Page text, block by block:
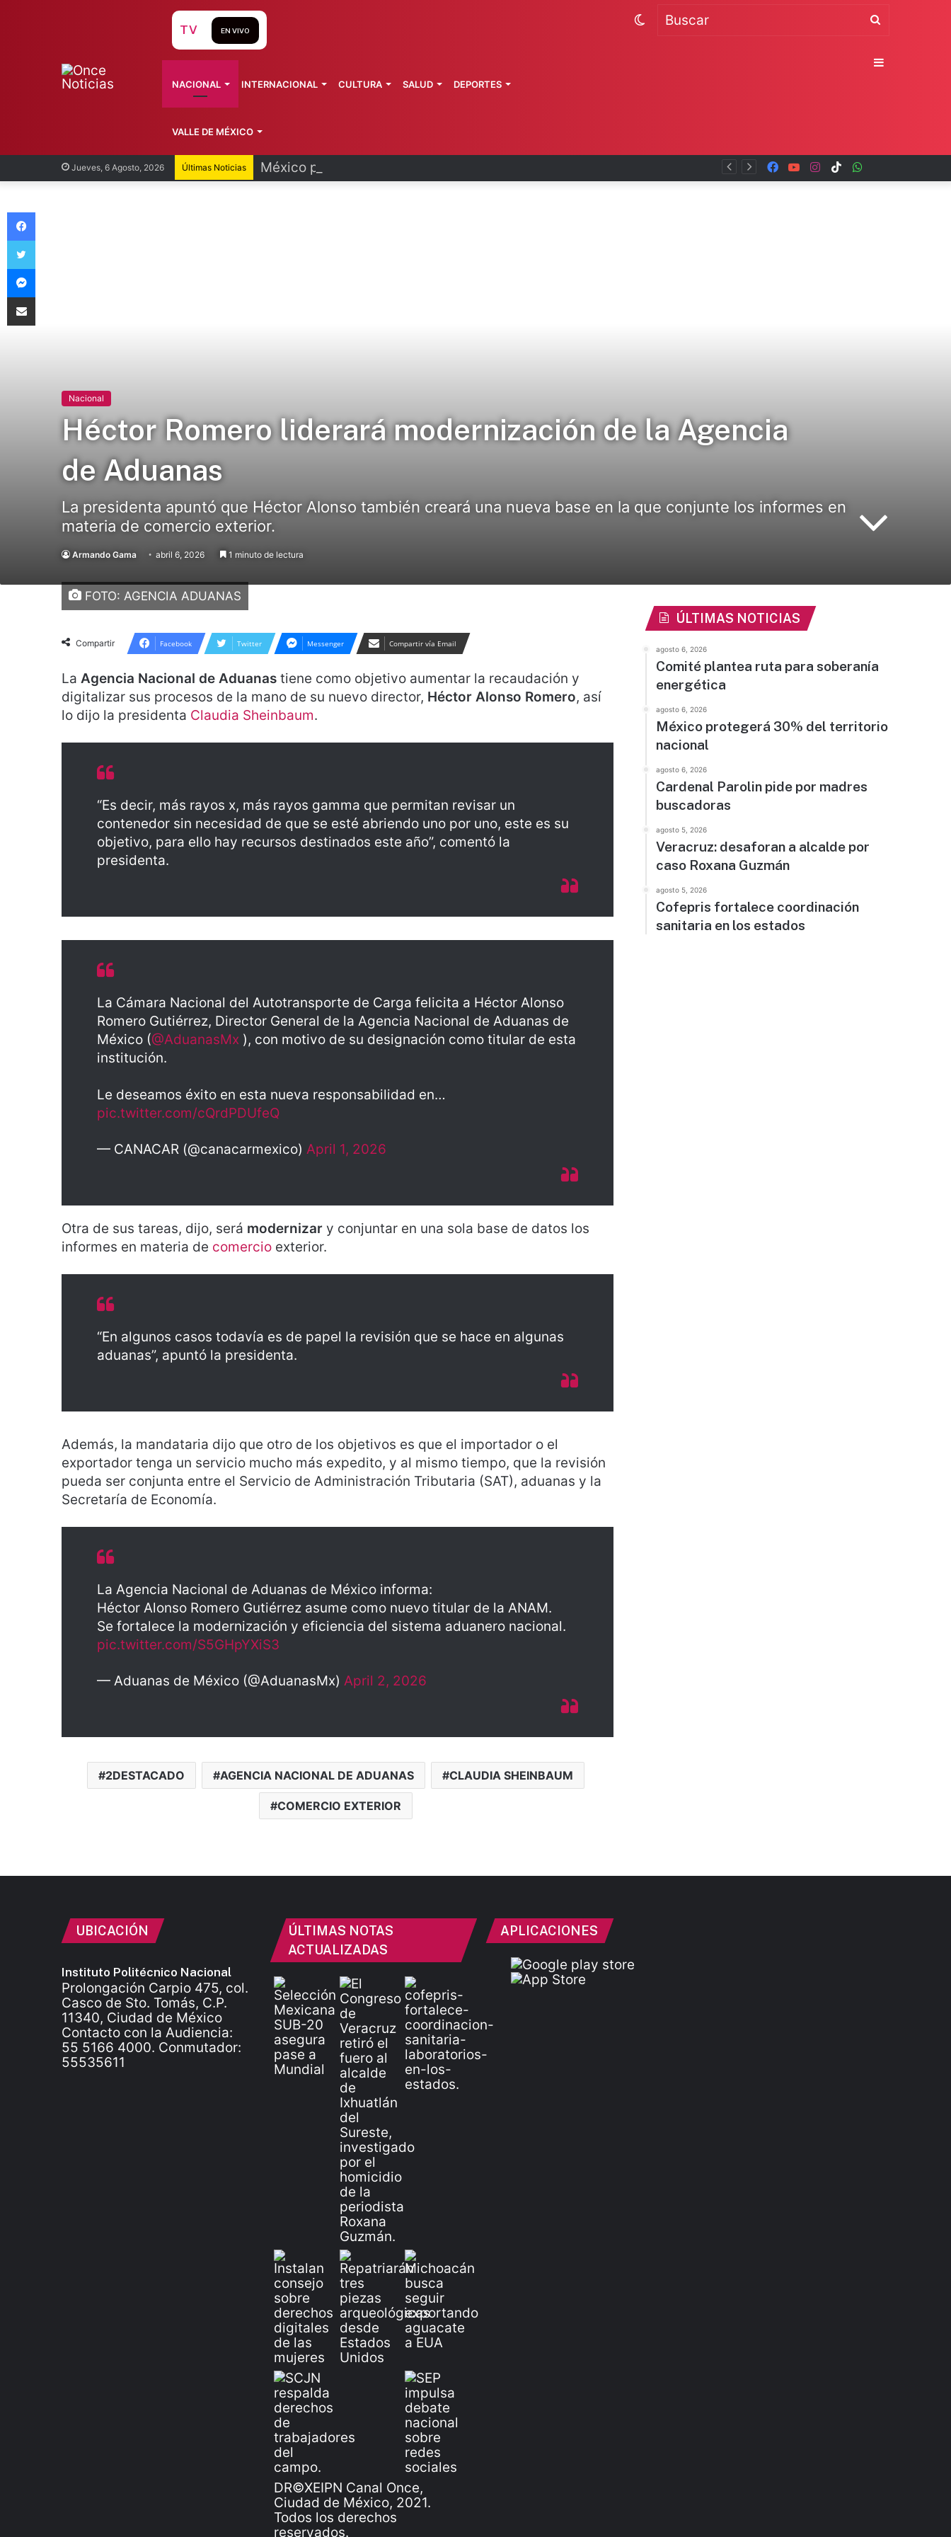
Jueves, 6 Agosto, 2026 Últimas Noticias México protegerá 30% del territorio nacional TikTok
Instagram
YouTube
Facebook
TV EN VIVO
NACIONAL INTERNACIONAL CULTURA SALUD DEPORTES
VALLE DE MÉXICO
Buscar
Switch
Sidebar
Nacional
Héctor Romero liderará modernización de la Agencia
de Aduanas
La presidenta apuntó que Héctor Alonso también creará una nueva base en la que conjunte los informes en
materia de comercio exterior.
Armando Gama abril 6, 2026 1 minuto de lectura
FOTO: AGENCIA ADUANAS
Compartir Facebook Twitter Messenger Compartir vía Email
La Agencia Nacional de Aduanas tiene como objetivo aumentar la recaudación y
digitalizar sus procesos de la mano de su nuevo director, Héctor Alonso Romero, así
lo dijo la presidenta Claudia Sheinbaum.
“Es decir, más rayos x, más rayos gamma que permitan revisar un
contenedor sin necesidad de que se esté abriendo uno por uno, este es su
objetivo, para ello hay recursos destinados este año”, comentó la
presidenta.
La Cámara Nacional del Autotransporte de Carga felicita a Héctor Alonso
Romero Gutiérrez, Director General de la Agencia Nacional de Aduanas de
México (@AduanasMx ), con motivo de su designación como titular de esta
institución.
Le deseamos éxito en esta nueva responsabilidad en…
pic.twitter.com/cQrdPDUfeQ
— CANACAR (@canacarmexico) April 1, 2026
Otra de sus tareas, dijo, será modernizar y conjuntar en una sola base de datos los
informes en materia de comercio exterior.
“En algunos casos todavía es de papel la revisión que se hace en algunas
aduanas”, apuntó la presidenta.
Además, la mandataria dijo que otro de los objetivos es que el importador o el
exportador tenga un servicio mucho más expedito, y al mismo tiempo, que la revisión
pueda ser conjunta entre el Servicio de Administración Tributaria (SAT), aduanas y la
Secretaría de Economía.
La Agencia Nacional de Aduanas de México informa:
Héctor Alonso Romero Gutiérrez asume como nuevo titular de la ANAM.
Se fortalece la modernización y eficiencia del sistema aduanero nacional.
pic.twitter.com/S5GHpYXiS3
— Aduanas de México (@AduanasMx) April 2, 2026
2DESTACADO AGENCIA NACIONAL DE ADUANAS CLAUDIA SHEINBAUM
COMERCIO EXTERIOR
ÚLTIMAS NOTICIAS
agosto 6, 2026
Comité plantea ruta para soberanía
energética
agosto 6, 2026
México protegerá 30% del territorio
nacional
agosto 6, 2026
Cardenal Parolin pide por madres
buscadoras
agosto 5, 2026
Veracruz: desaforan a alcalde por
caso Roxana Guzmán
agosto 5, 2026
Cofepris fortalece coordinación
sanitaria en los estados
UBICACIÓN
Instituto Politécnico Nacional
Prolongación Carpio 475, col.
Casco de Sto. Tomás, C.P.
11340, Ciudad de México
Contacto con la Audiencia:
55 5166 4000. Conmutador:
55535611
ÚLTIMAS NOTAS
ACTUALIZADAS
DR©XEIPN Canal Once,
Ciudad de México, 2021.
Todos los derechos
reservados.
APLICACIONES
Facebook
Twitter
Messenger
Compartir vía Email